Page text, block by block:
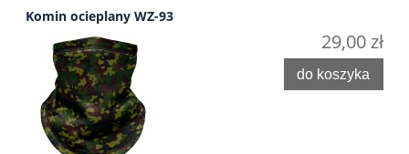
Komin ocieplany WZ-93
29,00 zł
do koszyka